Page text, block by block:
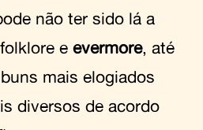
não ter sido lá a
e evermore, até
mais elogiados
diversos de acordo